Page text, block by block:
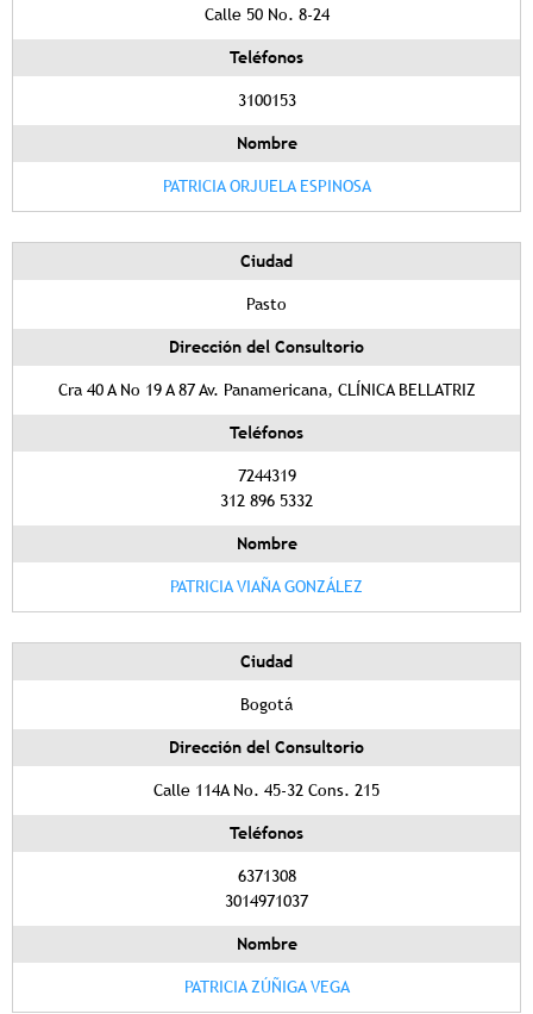
Calle 50 No. 8-24
Teléfonos
3100153
Nombre
PATRICIA ORJUELA ESPINOSA
Ciudad
Pasto
Dirección del Consultorio
Cra 40 A No 19 A 87 Av. Panamericana, CLÍNICA BELLATRIZ
Teléfonos
7244319
312 896 5332
Nombre
PATRICIA VIAÑA GONZÁLEZ
Ciudad
Bogotá
Dirección del Consultorio
Calle 114A No. 45-32 Cons. 215
Teléfonos
6371308
3014971037
Nombre
PATRICIA ZÚÑIGA VEGA